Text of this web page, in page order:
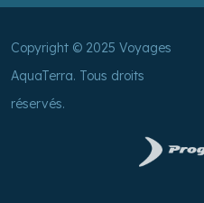
Copyright © 2025 Voyages
AquaTerra. Tous droits
réservés.